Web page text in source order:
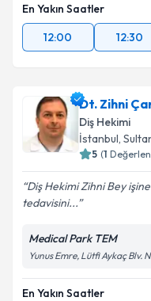
En Yakın Saatler
12:00
12:30
Dt. Zihni
Diş Hekimi
İstanbul,
5 (1
Diş Hekimi Zihni Bey
tedavisini...
Medical Park TEM
Yunus Emre, Lütfi Aykaç Blv.
En Yakın Saatler